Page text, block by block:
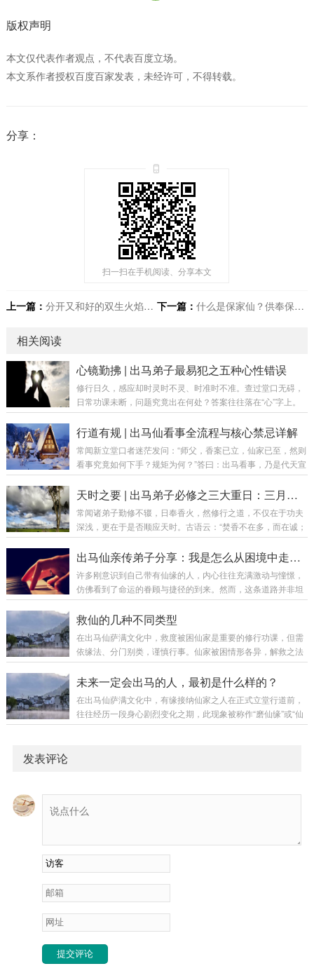
版权声明
本文仅代表作者观点，不代表百度立场。
本文系作者授权百度百家发表，未经许可，不得转载。
分享：
扫一扫在手机阅读、分享本文
上一篇： 分开又和好的双生火焰关系，会结婚吗? 下一篇： 什么是保家仙？供奉保家仙有什么讲究？
相关阅读
心镜勤拂 | 出马弟子最易犯之五种心性错误
修行日久，感应却时灵时不灵、时准时不准。查过堂口无碍，
日常功课未断，问题究竟出在何处？答案往往落在“心”字上。
心性若偏，做什么都事倍功半。今日便将此五种心性病相、危
害与对治之法，为诸位善信一一剖明。错误一：分别心太重
份”者恭敬，对普通人敷衍。以缘主之外在条件决定自己之态
度。后果：仙家看的是平等心，非分别心。你对人有别，仙家
练：无论来者何人，皆视如父母、兄弟、姊妹。问...
行道有规 | 出马仙看事全流程与核心禁忌详解
常闻新立堂口者迷茫发问：“师父，香案已立，仙家已至，然则
看事究竟如何下手？规矩为何？”答曰：出马看事，乃是代天宣
化、为人解厄之责，绝非儿戏。若无规矩，则如盲人骑瞎马，
夜半临深池，不仅误人，更易自伤。今日便将这看事之请仙、
准备——请仙、报八字、踩窍第一要：请仙（搭桥引路）看事
之前，必先请仙家临坛。弟子之肉身，仅为“器皿”，若无仙家
号，若无香，则如手机无信号，信息难通。新弟...
天时之要 | 出马弟子必修之三大重日：三月三、六月六、九月九
常闻诸弟子勤修不辍，日奉香火，然修行之道，不仅在于功夫
深浅，更在于是否顺应天时。古语云：“焚香不在多，而在诚；
修行不在久，而在机。”一年之中，有三大重日，乃仙门气场最
为殊胜之时。于此三日修行，一炷香之功可抵平日十炷。今日
何谓“重日”？三月三、六月六、九月九，皆为农历中“月日同
数”之重日。在传统玄学中，“重日”乃天地交感、阴阳交泰之
为通畅，故为弟子与仙师沟通之黄金窗口。日...
出马仙亲传弟子分享：我是怎么从困境中走出来的
许多刚意识到自己带有仙缘的人，内心往往充满激动与憧憬，
仿佛看到了命运的眷顾与捷径的到来。然而，这条道路并非坦
途，更多时候是一场对心性的深度磨砺与考验。一、初识缘分
的激动与迷茫当身体开始出现莫名不适，被点破带有缘分时，
虚幻感。于是开始急切地全网搜寻“有缘人”，渴望早日立堂安
位，想象着自此神通具足、财源广进。这份急切与贪求，正是
加剧，寻找“有缘师父”的脚步会更匆忙，却...
救仙的几种不同类型
在出马仙萨满文化中，救度被困仙家是重要的修行功课，但需
依缘法、分门别类，谨慎行事。仙家被困情形各异，解救之法
亦须对症施为，不可盲目强求，否则不仅难以救度他缘，反易
伤及自身堂口根本。以下依据传统经验，分类阐述：一、被其
者：若仙家仅被他堂临时借用，未受强制拘束，本门弟子常可
通过上方语言沟通或焚香禀明，直接唤回。受制被困者：若仙
未来一定会出马的人，最初是什么样的？
在出马仙萨满文化中，有缘接纳仙家之人在正式立堂行道前，
往往经历一段身心剧烈变化之期，此现象被称作“磨仙缘”或“仙
家磨弟子”。这些征兆虽在玄学体系中有其解释，但弟子当知，
楚深切，此乃仙家催动体内气脉，疏通关窍之过程，意在将凡
身逐步调为可通灵应感之器。2. 窍位开...
发表评论
提交评论